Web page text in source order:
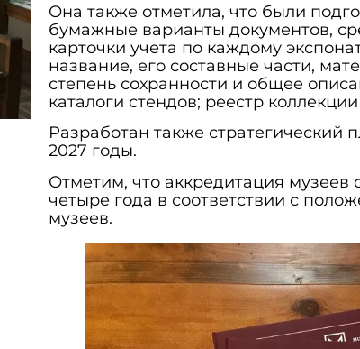
Она также отметила, что были
бумажные варианты документов,
карточки учета по каждому
название, его составные части,
степень сохранности и общее
каталоги стендов; реестр
Разработан также стратегический
2027 годы.
Отметим, что аккредитация музеев
четыре года в соответствии с
музеев.